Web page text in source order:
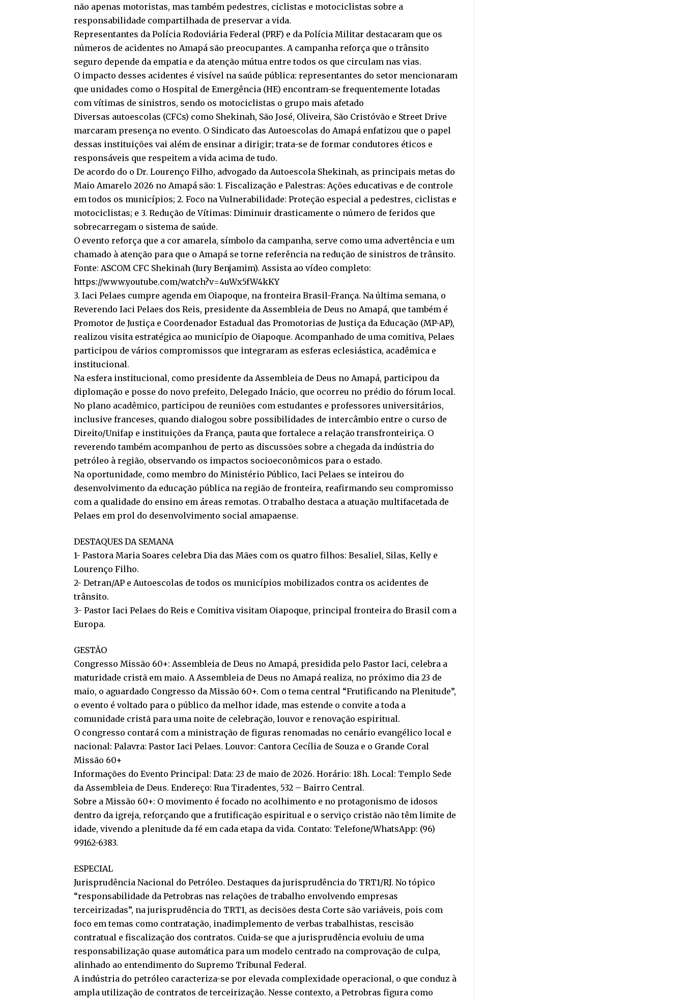
não apenas motoristas, mas também pedestres, ciclistas e motociclistas sobre a
responsabilidade compartilhada de preservar a vida.
Representantes da Polícia Rodoviária Federal (PRF) e da Polícia Militar destacaram que os
números de acidentes no Amapá são preocupantes. A campanha reforça que o trânsito
seguro depende da empatia e da atenção mútua entre todos os que circulam nas vias.
O impacto desses acidentes é visível na saúde pública: representantes do setor mencionaram
que unidades como o Hospital de Emergência (HE) encontram-se frequentemente lotadas
com vítimas de sinistros, sendo os motociclistas o grupo mais afetado
Diversas autoescolas (CFCs) como Shekinah, São José, Oliveira, São Cristóvão e Street Drive
marcaram presença no evento. O Sindicato das Autoescolas do Amapá enfatizou que o papel
dessas instituições vai além de ensinar a dirigir; trata-se de formar condutores éticos e
responsáveis que respeitem a vida acima de tudo.
De acordo do o Dr. Lourenço Filho, advogado da Autoescola Shekinah, as principais metas do
Maio Amarelo 2026 no Amapá são: 1. Fiscalização e Palestras: Ações educativas e de controle
em todos os municípios; 2. Foco na Vulnerabilidade: Proteção especial a pedestres, ciclistas e
motociclistas; e 3. Redução de Vítimas: Diminuir drasticamente o número de feridos que
sobrecarregam o sistema de saúde.
O evento reforça que a cor amarela, símbolo da campanha, serve como uma advertência e um
chamado à atenção para que o Amapá se torne referência na redução de sinistros de trânsito.
Fonte: ASCOM CFC Shekinah (Iury Benjamim). Assista ao vídeo completo:
https://www.youtube.com/watch?v=4uWx5fW4kKY
3. Iaci Pelaes cumpre agenda em Oiapoque, na fronteira Brasil-França. Na última semana, o
Reverendo Iaci Pelaes dos Reis, presidente da Assembleia de Deus no Amapá, que também é
Promotor de Justiça e Coordenador Estadual das Promotorias de Justiça da Educação (MP-AP),
realizou visita estratégica ao município de Oiapoque. Acompanhado de uma comitiva, Pelaes
participou de vários compromissos que integraram as esferas eclesiástica, acadêmica e
institucional.
Na esfera institucional, como presidente da Assembleia de Deus no Amapá, participou da
diplomação e posse do novo prefeito, Delegado Inácio, que ocorreu no prédio do fórum local.
No plano acadêmico, participou de reuniões com estudantes e professores universitários,
inclusive franceses, quando dialogou sobre possibilidades de intercâmbio entre o curso de
Direito/Unifap e instituições da França, pauta que fortalece a relação transfronteiriça. O
reverendo também acompanhou de perto as discussões sobre a chegada da indústria do
petróleo à região, observando os impactos socioeconômicos para o estado.
Na oportunidade, como membro do Ministério Público, Iaci Pelaes se inteirou do
desenvolvimento da educação pública na região de fronteira, reafirmando seu compromisso
com a qualidade do ensino em áreas remotas. O trabalho destaca a atuação multifacetada de
Pelaes em prol do desenvolvimento social amapaense.
DESTAQUES DA SEMANA
1- Pastora Maria Soares celebra Dia das Mães com os quatro filhos: Besaliel, Silas, Kelly e
Lourenço Filho.
2- Detran/AP e Autoescolas de todos os municípios mobilizados contra os acidentes de
trânsito.
3- Pastor Iaci Pelaes do Reis e Comitiva visitam Oiapoque, principal fronteira do Brasil com a
Europa.
GESTÃO
Congresso Missão 60+: Assembleia de Deus no Amapá, presidida pelo Pastor Iaci, celebra a
maturidade cristã em maio. A Assembleia de Deus no Amapá realiza, no próximo dia 23 de
maio, o aguardado Congresso da Missão 60+. Com o tema central “Frutificando na Plenitude”,
o evento é voltado para o público da melhor idade, mas estende o convite a toda a
comunidade cristã para uma noite de celebração, louvor e renovação espiritual.
O congresso contará com a ministração de figuras renomadas no cenário evangélico local e
nacional: Palavra: Pastor Iaci Pelaes. Louvor: Cantora Cecília de Souza e o Grande Coral
Missão 60+
Informações do Evento Principal: Data: 23 de maio de 2026. Horário: 18h. Local: Templo Sede
da Assembleia de Deus. Endereço: Rua Tiradentes, 532 – Bairro Central.
Sobre a Missão 60+: O movimento é focado no acolhimento e no protagonismo de idosos
dentro da igreja, reforçando que a frutificação espiritual e o serviço cristão não têm limite de
idade, vivendo a plenitude da fé em cada etapa da vida. Contato: Telefone/WhatsApp: (96)
99162-6383.
ESPECIAL
Jurisprudência Nacional do Petróleo. Destaques da jurisprudência do TRT1/RJ. No tópico
“responsabilidade da Petrobras nas relações de trabalho envolvendo empresas
terceirizadas”, na jurisprudência do TRT1, as decisões desta Corte são variáveis, pois com
foco em temas como contratação, inadimplemento de verbas trabalhistas, rescisão
contratual e fiscalização dos contratos. Cuida-se que a jurisprudência evoluiu de uma
responsabilização quase automática para um modelo centrado na comprovação de culpa,
alinhado ao entendimento do Supremo Tribunal Federal.
A indústria do petróleo caracteriza-se por elevada complexidade operacional, o que conduz à
ampla utilização de contratos de terceirização. Nesse contexto, a Petrobras figura como